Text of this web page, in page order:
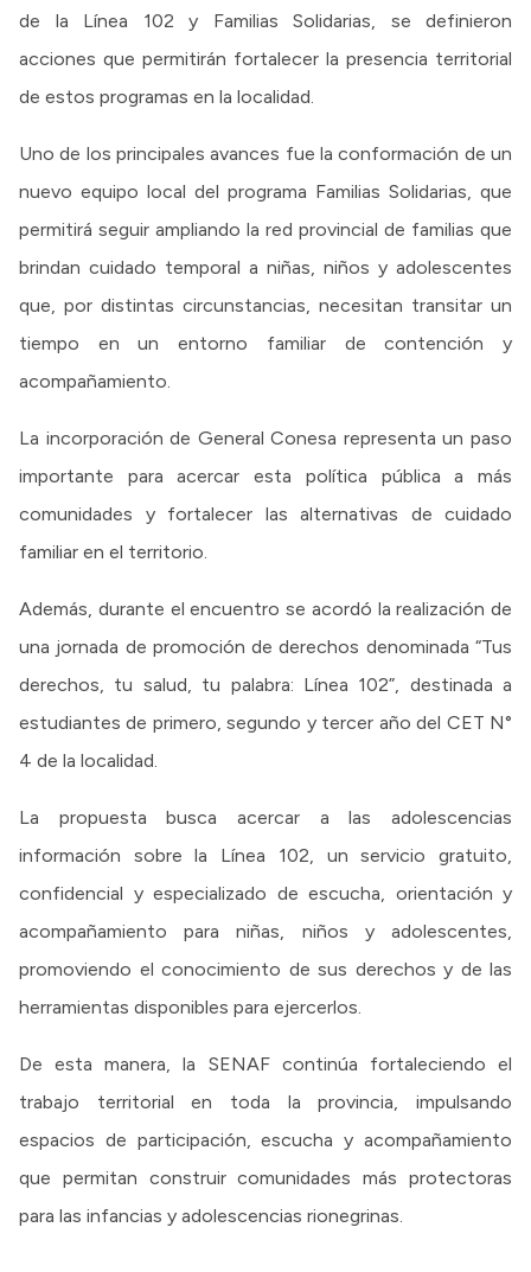
de la Línea 102 y Familias Solidarias, se definieron
acciones que permitirán fortalecer la presencia territorial
de estos programas en la localidad.
Uno de los principales avances fue la conformación de un
nuevo equipo local del programa Familias Solidarias, que
permitirá seguir ampliando la red provincial de familias que
brindan cuidado temporal a niñas, niños y adolescentes
que, por distintas circunstancias, necesitan transitar un
tiempo en un entorno familiar de contención y
acompañamiento.
La incorporación de General Conesa representa un paso
importante para acercar esta política pública a más
comunidades y fortalecer las alternativas de cuidado
familiar en el territorio.
Además, durante el encuentro se acordó la realización de
una jornada de promoción de derechos denominada “Tus
derechos, tu salud, tu palabra: Línea 102”, destinada a
estudiantes de primero, segundo y tercer año del CET N°
4 de la localidad.
La propuesta busca acercar a las adolescencias
información sobre la Línea 102, un servicio gratuito,
confidencial y especializado de escucha, orientación y
acompañamiento para niñas, niños y adolescentes,
promoviendo el conocimiento de sus derechos y de las
herramientas disponibles para ejercerlos.
De esta manera, la SENAF continúa fortaleciendo el
trabajo territorial en toda la provincia, impulsando
espacios de participación, escucha y acompañamiento
que permitan construir comunidades más protectoras
para las infancias y adolescencias rionegrinas.